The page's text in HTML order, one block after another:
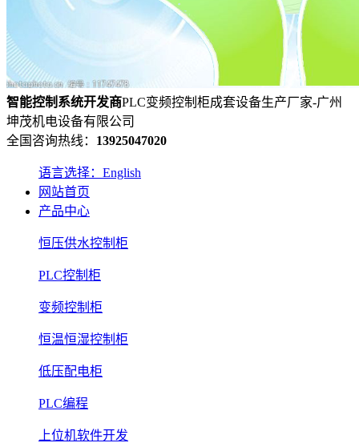
智能控制系统开发商PLC变频控制柜成套设备生产厂家-广州
坤茂机电设备有限公司
全国咨询热线： 13925047020
语言选择：English
网站首页
产品中心
恒压供水控制柜
PLC控制柜
变频控制柜
恒温恒湿控制柜
低压配电柜
PLC编程
上位机软件开发